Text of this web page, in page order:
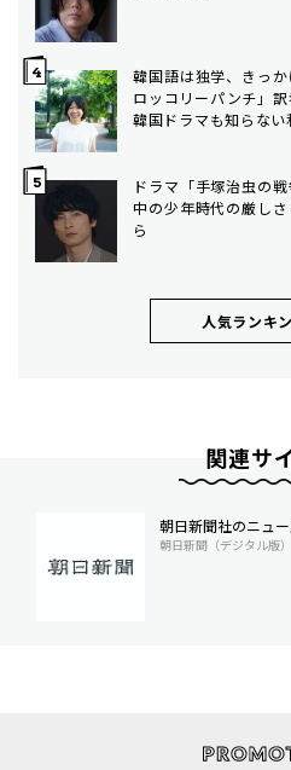
韓国語は独学、きっ
ロッコリーパンチ」
韓国ドラマも知らな
ドラマ「手塚治虫の
中の少年時代の厳し
ら
人気ランキ
関連サ
朝日新聞社のニュ
朝日新聞（デジタル版）